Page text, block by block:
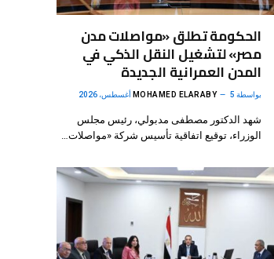
الحكومة تطلق «مواصلات مدن
مصر» لتشغيل النقل الذكي في
المدن العمرانية الجديدة
بواسطة MOHAMED ELARABY 5 أغسطس، 2026
شهد الدكتور مصطفى مدبولي، رئيس مجلس
الوزراء، توقيع اتفاقية تأسيس شركة «مواصلات…